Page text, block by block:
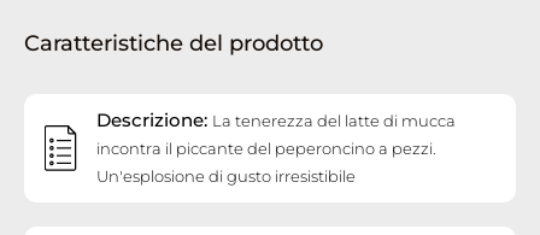
Caratteristiche del prodotto
Descrizione: La tenerezza del latte di mucca
incontra il piccante del peperoncino a pezzi.
Un'esplosione di gusto irresistibile